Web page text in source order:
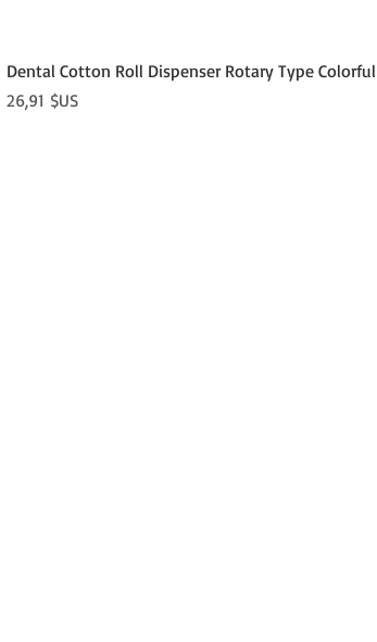
Dental Cotton Roll Dispenser Rotary Type
Prix
26,91 $US